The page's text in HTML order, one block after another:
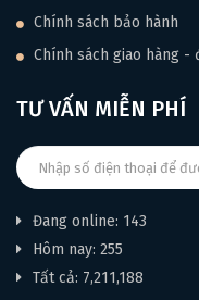
Chính sách bảo hành
Chính sách giao hàng -
TƯ VẤN MIỄN PHÍ
Đang online: 143
Hôm nay: 255
Tất cả: 7,211,188